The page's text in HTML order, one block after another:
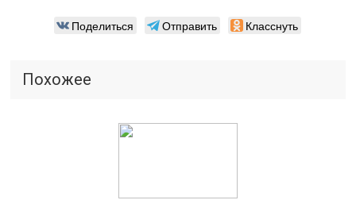
Поделиться Отправить Класснуть
Похожее